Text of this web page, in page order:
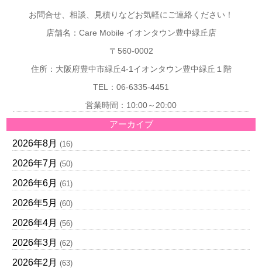
お問合せ、相談、見積りなどお気軽にご連絡ください！
店舗名：Care Mobile イオンタウン豊中緑丘店
〒560-0002
住所：大阪府豊中市緑丘4-1イオンタウン豊中緑丘１階
TEL：06-6335-4451
営業時間：10:00～20:00
アーカイブ
2026年8月 (16)
2026年7月 (50)
2026年6月 (61)
2026年5月 (60)
2026年4月 (56)
2026年3月 (62)
2026年2月 (63)